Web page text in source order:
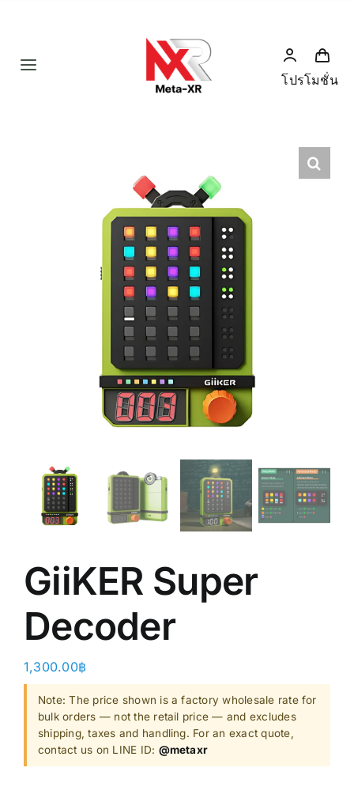
Toggle
Humanoid
About
โปรโมชั่น
GiiKER Super
Decoder
1,300.00฿
Note: The price shown is a factory wholesale rate for
bulk orders — not the retail price — and excludes
shipping, taxes and handling. For an exact quote,
contact us on LINE ID: @metaxr